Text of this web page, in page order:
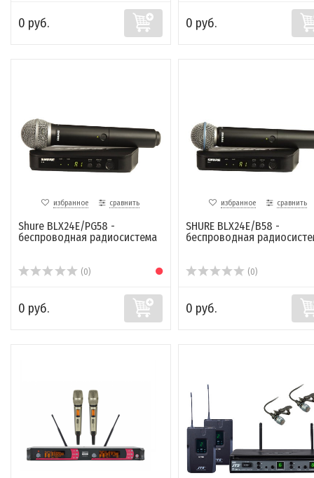
0 руб. 0 руб.
избранное сравнить
Shure BLX24E/PG58 -
беспроводная радиосистема
(0)
0 руб.
избранное сравнить
SHURE BLX24E/B58 -
беспроводная
(0)
0 руб.